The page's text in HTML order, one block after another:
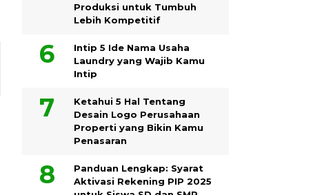
Produksi untuk Tumbuh
Lebih Kompetitif
Intip 5 Ide Nama Usaha
Laundry yang Wajib Kamu
Intip
Ketahui 5 Hal Tentang
Desain Logo Perusahaan
Properti yang Bikin Kamu
Penasaran
Panduan Lengkap: Syarat
Aktivasi Rekening PIP 2025